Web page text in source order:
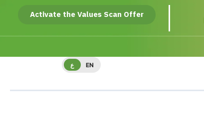
Activate the Values Scan Offer
EN ع